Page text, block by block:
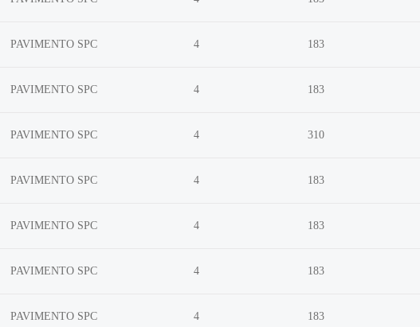
PAVIMENTO SPC 4 183
PAVIMENTO SPC 4 183
PAVIMENTO SPC 4 310
PAVIMENTO SPC 4 183
PAVIMENTO SPC 4 183
PAVIMENTO SPC 4 183
PAVIMENTO SPC 4 183